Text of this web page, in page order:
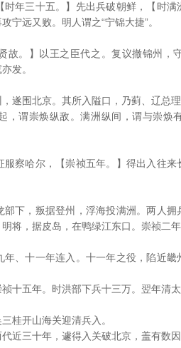
年三十五。】先出兵破朝鲜，【时
宁远又败。明人谓之“宁锦大捷”。
故。】以王之臣代之。复议撤锦州，
发。
遂围北京。其所入隘口，乃蓟、辽总
，谓崇焕纵敌。满洲纵间，谓与崇焕
察哈尔，【崇祯五年。】得出入往
下，叛据登州，浮海投满洲。两人拥
将，据皮岛，在鸭绿江东口。崇祯二
、十一年连入。十一年之役，陷近
十五年。时洪部下兵十三万。翌年清
桂开山海关迎清兵入。
近三十年，遽得入关破北京，盖有数因